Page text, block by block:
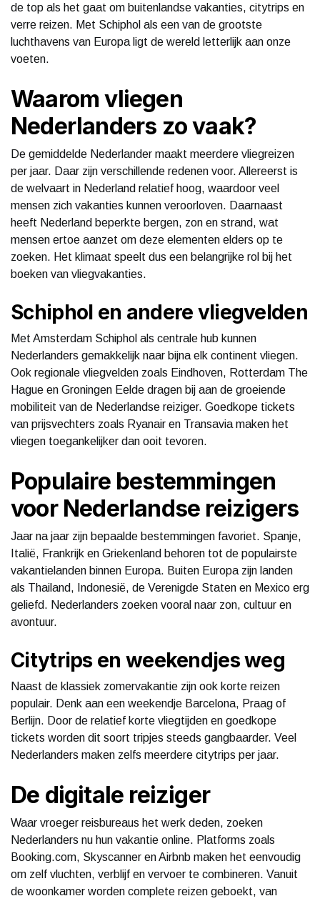
de top als het gaat om buitenlandse vakanties, citytrips en
verre reizen. Met Schiphol als een van de grootste
luchthavens van Europa ligt de wereld letterlijk aan onze
voeten.
Waarom vliegen
Nederlanders zo vaak?
De gemiddelde Nederlander maakt meerdere vliegreizen
per jaar. Daar zijn verschillende redenen voor. Allereerst is
de welvaart in Nederland relatief hoog, waardoor veel
mensen zich vakanties kunnen veroorloven. Daarnaast
heeft Nederland beperkte bergen, zon en strand, wat
mensen ertoe aanzet om deze elementen elders op te
zoeken. Het klimaat speelt dus een belangrijke rol bij het
boeken van vliegvakanties.
Schiphol en andere vliegvelden
Met Amsterdam Schiphol als centrale hub kunnen
Nederlanders gemakkelijk naar bijna elk continent vliegen.
Ook regionale vliegvelden zoals Eindhoven, Rotterdam The
Hague en Groningen Eelde dragen bij aan de groeiende
mobiliteit van de Nederlandse reiziger. Goedkope tickets
van prijsvechters zoals Ryanair en Transavia maken het
vliegen toegankelijker dan ooit tevoren.
Populaire bestemmingen
voor Nederlandse reizigers
Jaar na jaar zijn bepaalde bestemmingen favoriet. Spanje,
Italië, Frankrijk en Griekenland behoren tot de populairste
vakantielanden binnen Europa. Buiten Europa zijn landen
als Thailand, Indonesië, de Verenigde Staten en Mexico erg
geliefd. Nederlanders zoeken vooral naar zon, cultuur en
avontuur.
Citytrips en weekendjes weg
Naast de klassiek zomervakantie zijn ook korte reizen
populair. Denk aan een weekendje Barcelona, Praag of
Berlijn. Door de relatief korte vliegtijden en goedkope
tickets worden dit soort tripjes steeds gangbaarder. Veel
Nederlanders maken zelfs meerdere citytrips per jaar.
De digitale reiziger
Waar vroeger reisbureaus het werk deden, zoeken
Nederlanders nu hun vakantie online. Platforms zoals
Booking.com, Skyscanner en Airbnb maken het eenvoudig
om zelf vluchten, verblijf en vervoer te combineren. Vanuit
de woonkamer worden complete reizen geboekt, van